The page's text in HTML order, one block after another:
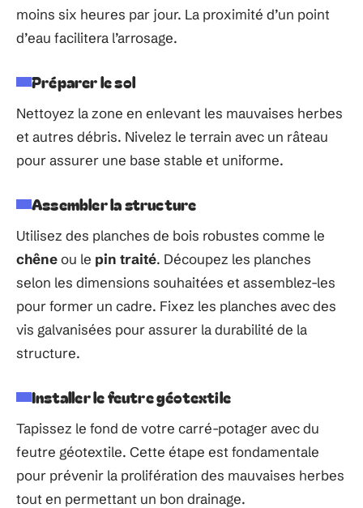
moins six heures par jour. La proximité d’un point
d’eau facilitera l’arrosage.
Préparer le sol
Nettoyez la zone en enlevant les mauvaises herbes
et autres débris. Nivelez le terrain avec un râteau
pour assurer une base stable et uniforme.
Assembler la structure
Utilisez des planches de bois robustes comme le
chêneou le pin traité. Découpez les planches
selon les dimensions souhaitées et assemblez-les
pour former un cadre. Fixez les planches avec des
vis galvanisées pour assurer la durabilité de la
structure.
Installer le feutre géotextile
Tapissez le fond de votre carré-potager avec du
feutre géotextile. Cette étape est fondamentale
pour prévenir la prolifération des mauvaises herbes
tout en permettant un bon drainage.